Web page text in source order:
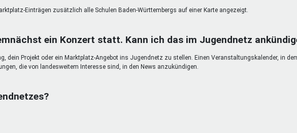
Einträgen zusätzlich alle Schulen Baden-Württembergs auf einer Karte angezeigt.
ein Konzert statt. Kann ich das im Jugendnetz
dein Projekt oder ein Marktplatz-Angebot ins Jugendnetz zu stellen. Einen Veranstaltungskalender, in
die von landesweitem Interesse sind, in den News anzukündigen.